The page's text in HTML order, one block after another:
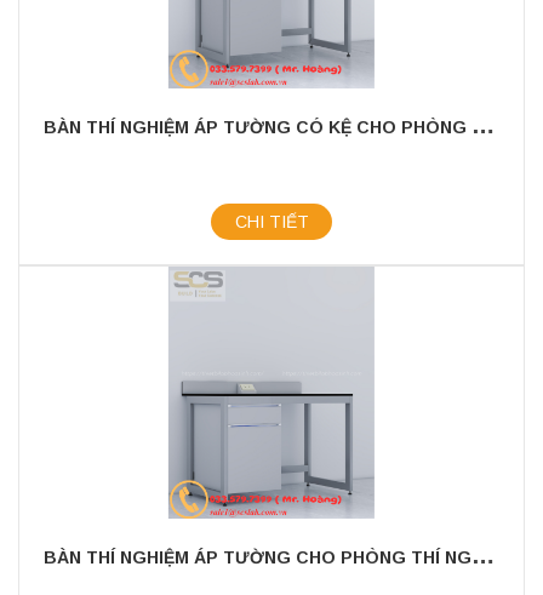
B
ÀN THÍ NGHIỆM ÁP TƯỜNG CÓ KỆ CHO PHÒNG THÍ NGHIỆM KÍCH THƯỚC 1200MM
CHI TIẾT
B
ÀN THÍ NGHIỆM ÁP TƯỜNG CHO PHÒNG THÍ NGHIỆM KÍCH THƯỚC 1200MM